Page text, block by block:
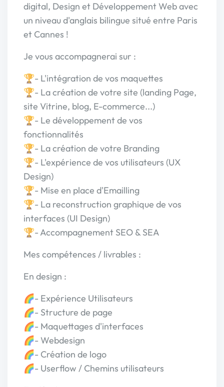
digital, Design et Développement Web avec
un niveau d'anglais bilingue situé entre Paris
et Cannes !
Je vous accompagnerai sur :
🏆- L'intégration de vos maquettes
🏆- La création de votre site (landing Page,
site Vitrine, blog, E-commerce...)
🏆- Le développement de vos
fonctionnalités
🏆- La création de votre Branding
🏆- L'expérience de vos utilisateurs (UX
Design)
🏆- Mise en place d'Emailling
🏆- La reconstruction graphique de vos
interfaces (UI Design)
🏆- Accompagnement SEO & SEA
Mes compétences / livrables :
En design :
🌈- Expérience Utilisateurs
🌈- Structure de page
🌈- Maquettages d'interfaces
🌈- Webdesign
🌈- Création de logo
🌈- Userflow / Chemins utilisateurs